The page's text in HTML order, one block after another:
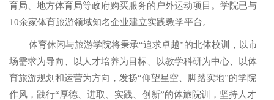
育局、地方体育局等政府购买服务的户外运动项目。学院已与
10余家体育旅游领域知名企业建立实践教学平台。
体育休闲与旅游学院将秉承“追求卓越”的北体校训，以市
场需求为导向、以人才培养为目标、以教学科研为中心、以体
育旅游规划和运营为方向，发扬“仰望星空、脚踏实地”的学院
作风，践行“厚德、进取、实践、创新”的体旅院训，坚持人才